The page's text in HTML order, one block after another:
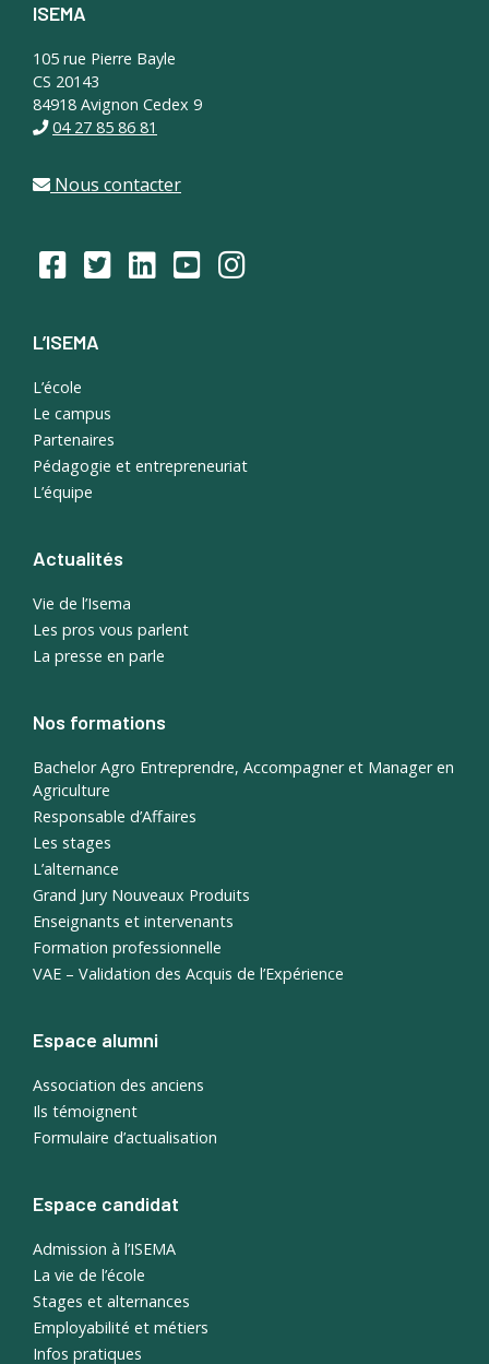
Footer
ISEMA
105 rue Pierre Bayle
CS 20143
84918 Avignon Cedex 9
04 27 85 86 81
Nous contacter
L’ISEMA
L’école
Le campus
Partenaires
Pédagogie et entrepreneuriat
L’équipe
Actualités
Vie de l’Isema
Les pros vous parlent
La presse en parle
Nos formations
Bachelor Agro Entreprendre, Accompagner et Manager en
Agriculture
Responsable d’Affaires
Les stages
L’alternance
Grand Jury Nouveaux Produits
Enseignants et intervenants
Formation professionnelle
VAE – Validation des Acquis de l’Expérience
Espace alumni
Association des anciens
Ils témoignent
Formulaire d’actualisation
Espace candidat
Admission à l’ISEMA
La vie de l’école
Stages et alternances
Employabilité et métiers
Infos pratiques